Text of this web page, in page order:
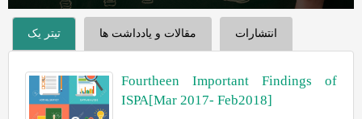
تیتر یک مقالات و یادداشت ها انتشارات
Fourtheen Important Findings of
ISPA[Mar 2017- Feb2018]